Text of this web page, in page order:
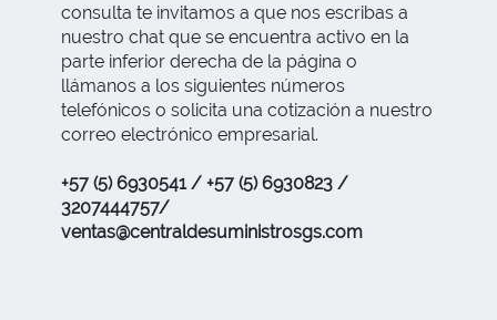
consulta te invitamos a que nos escribas a
nuestro chat que se encuentra activo en la
parte inferior derecha de la página o
llámanos a los siguientes números
telefónicos o solicita una cotización a nuestro
correo electrónico empresarial.
+57 (5) 6930541 / +57 (5) 6930823 /
3207444757/
ventas@centraldesuministrosgs.com